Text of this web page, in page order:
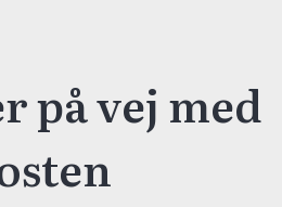
på vej med